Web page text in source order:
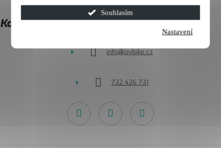
Souhlasím
Nastavení
t
í
Kontakt
info@joybike.cz
732 426 731